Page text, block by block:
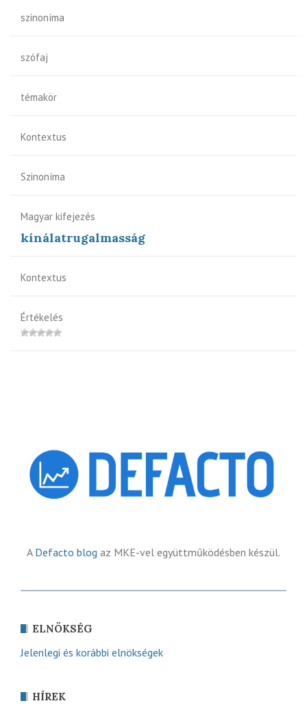
szinoníma
szófaj
témakör
Kontextus
Szinoníma
Magyar kifejezés
kínálatrugalmasság
Kontextus
Értékelés
A Defacto blog az MKE-vel együttműködésben készül.
ELNÖKSÉG
Jelenlegi és korábbi elnökségek
HÍREK